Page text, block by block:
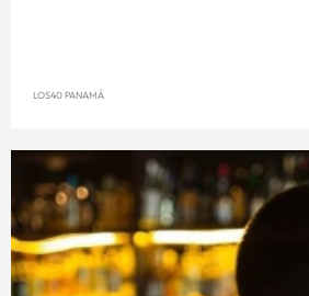
LOS40 PANAMÁ